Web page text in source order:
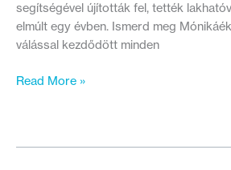
segítségével újították fel, tették
elmúlt egy évben. Ismerd meg
válással kezdődött minden
Otthontalan
Read More »